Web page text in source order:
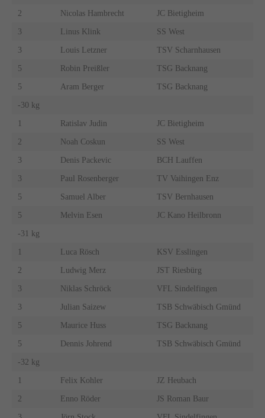
2 Nicolas Hambrecht JC Bietigheim
3 Linus Klink SS West
3 Louis Letzner TSV Scharnhausen
5 Robin Preißler TSG Backnang
5 Aram Berger TSG Backnang
-30 kg
1 Ratislav Judin JC Bietigheim
2 Noah Coskun SS West
3 Denis Packevic BCH Lauffen
3 Paul Rosenberger TV Vaihingen Enz
5 Samuel Alber TSV Bernhausen
5 Melvin Esen JC Kano Heilbronn
-31 kg
1 Luca Rösch KSV Esslingen
2 Ludwig Merz JST Riesbürg
3 Niklas Schröck VFL Sindelfingen
3 Julian Saizew TSB Schwäbisch Gmünd
5 Maurice Huss TSG Backnang
5 Dennis Johrend TSB Schwäbisch Gmünd
-32 kg
1 Felix Kohler JZ Heubach
2 Enno Röder JS Roman Baur